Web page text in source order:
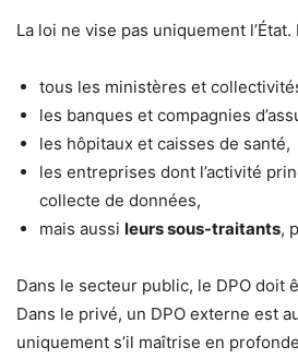
La loi ne vise pas uniquement l’État.
tous les ministères et
les banques et compagnies
les hôpitaux et caisses de santé,
les entreprises dont l’activité
collecte de données,
mais aussi leurs sous-traitants,
Dans le secteur public, le DPO doit
Dans le privé, un DPO externe est
uniquement s’il maîtrise en